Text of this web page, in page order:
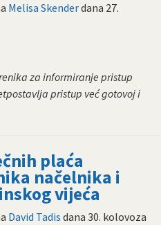
Melisa Skenderdana 27.
za informiranje pristup
pristup već gotovoj i
plaća
načelnika i
vijeća
David Tadis dana 30. kolovoza